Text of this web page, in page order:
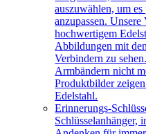
auszuwählen, um
anzupassen.
hochwertigem
Abbildungen mit
Verbindern zu
Armbändern nicht
Produktbilder
Edelstahl.
Erinnerungs-
Schlüsselanhänger,